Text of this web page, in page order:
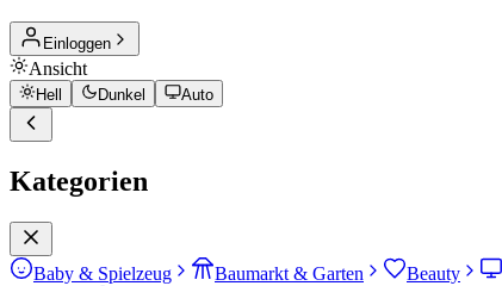
Einloggen
Ansicht
Hell Dunkel Auto
Kategorien
Baby & Spielzeug Baumarkt & Garten Beauty